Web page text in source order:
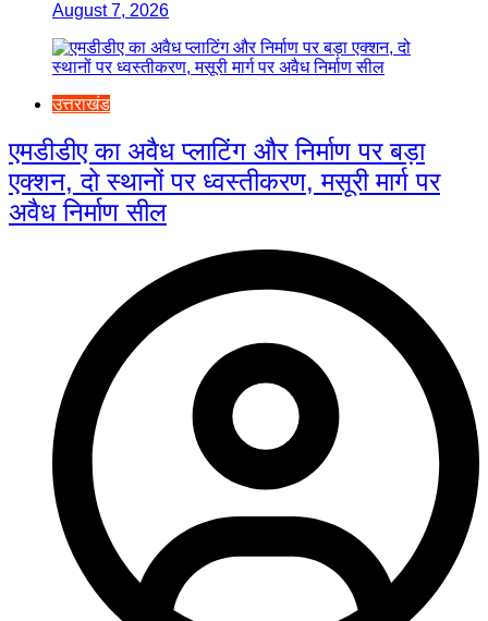
August 7, 2026
उत्तराखंड
एमडीडीए का अवैध प्लाटिंग और निर्माण पर बड़ा
एक्शन, दो स्थानों पर ध्वस्तीकरण, मसूरी मार्ग पर
अवैध निर्माण सील